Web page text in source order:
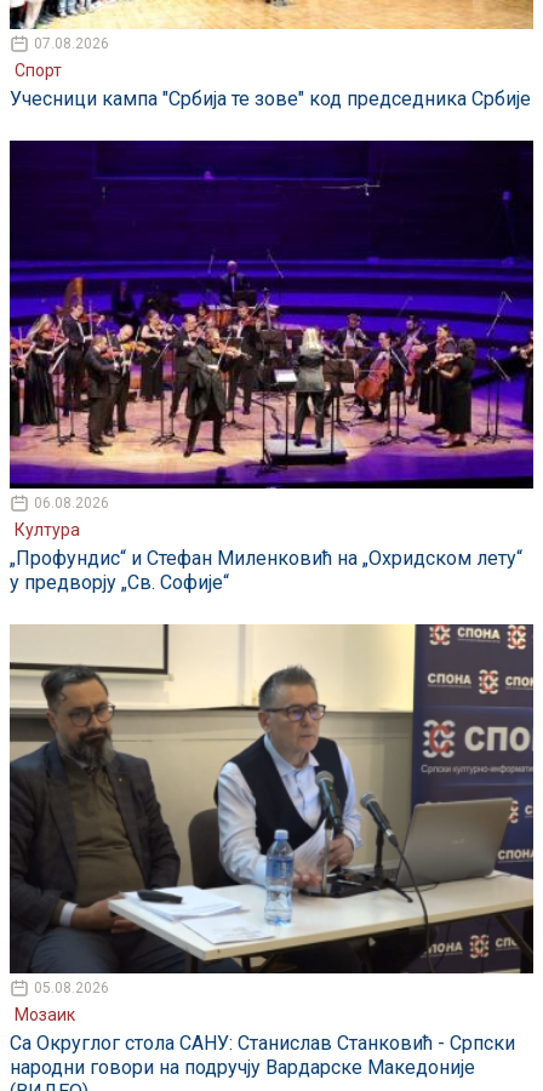
07.08.2026
Спорт
Учесници кампа "Србија те зове" код председника Србије
06.08.2026
Култура
„Профундис“ и Стефан Миленковић на „Охридском лету“
у предворју „Св. Софије“
05.08.2026
Мозаик
Са Округлог стола САНУ: Станислав Станковић - Српски
народни говори на подручју Вардарске Македоније